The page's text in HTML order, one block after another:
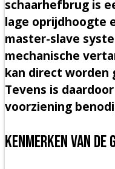
schaarhefbrug is
lage oprijdhoogte
master-slave
mechanische
kan direct worden
Tevens is
voorziening
Kenmerken van de